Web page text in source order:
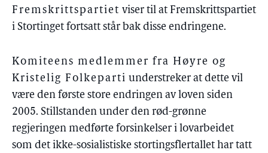
Fremskrittspartiet viser til at Fremskrittspartiet
i Stortinget fortsatt står bak disse endringene.
Komiteens medlemmer fra Høyre og
Kristelig Folkeparti understreker at dette vil
være den første store endringen av loven siden
2005. Stillstanden under den rød-grønne
regjeringen medførte forsinkelser i lovarbeidet
som det ikke-sosialistiske stortingsflertallet har tatt